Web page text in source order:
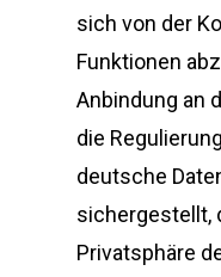
sich von der
Funktionen
Anbindung an
die
deutsche
sichergestellt,
Privatsphäre